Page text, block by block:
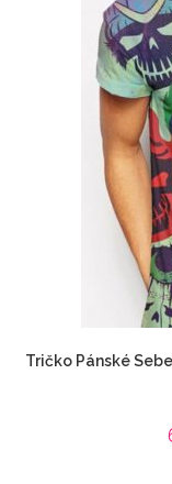
Tričko Pánské